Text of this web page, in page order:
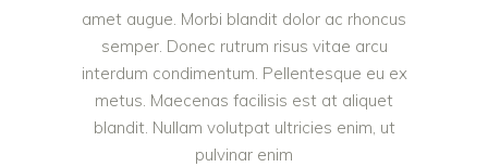
amet augue. Morbi blandit dolor ac rhoncus
semper. Donec rutrum risus vitae arcu
interdum condimentum. Pellentesque eu ex
metus. Maecenas facilisis est at aliquet
blandit. Nullam volutpat ultricies enim, ut
pulvinar enim